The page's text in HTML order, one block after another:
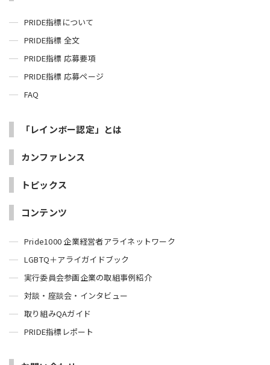
PRIDE指標について
PRIDE指標 全文
PRIDE指標 応募要項
PRIDE指標 応募ページ
FAQ
「レインボー認定」とは
カンファレンス
トピックス
コンテンツ
Pride1000 企業経営者アライネットワーク
LGBTQ＋アライガイドブック
実行委員会参画企業の取組事例紹介
対談・座談会・インタビュー
取り組みQAガイド
PRIDE指標レポート